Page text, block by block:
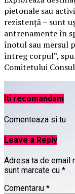
pietonale sau
rezistență – sunt
antrenamente în
înotul sau mersul
întreg corpul”,
Comitetului
Iti recomandam
Comenteaza si tu
Leave a Reply
Adresa ta de email
sunt marcate cu *
Comentariu *